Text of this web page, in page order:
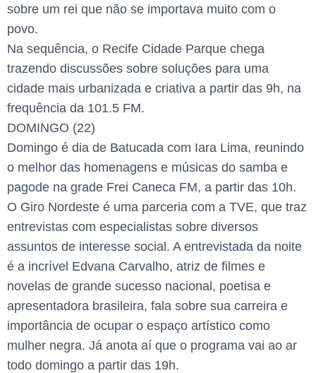
sobre um rei que não se importava muito com o
povo.
Na sequência, o Recife Cidade Parque chega
trazendo discussões sobre soluções para uma
cidade mais urbanizada e criativa a partir das 9h, na
frequência da 101.5 FM.
DOMINGO (22)
Domingo é dia de Batucada com Iara Lima, reunindo
o melhor das homenagens e músicas do samba e
pagode na grade Frei Caneca FM, a partir das 10h.
O Giro Nordeste é uma parceria com a TVE, que traz
entrevistas com especialistas sobre diversos
assuntos de interesse social. A entrevistada da noite
é a incrível Edvana Carvalho, atriz de filmes e
novelas de grande sucesso nacional, poetisa e
apresentadora brasileira, fala sobre sua carreira e
importância de ocupar o espaço artístico como
mulher negra. Já anota aí que o programa vai ao ar
todo domingo a partir das 19h.